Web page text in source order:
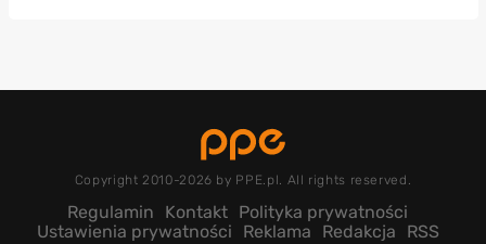
Copyright 2010-2026 by PPE.pl. All rights reserved.
Regulamin Kontakt Polityka prywatności
Ustawienia prywatności
Reklama Redakcja RSS